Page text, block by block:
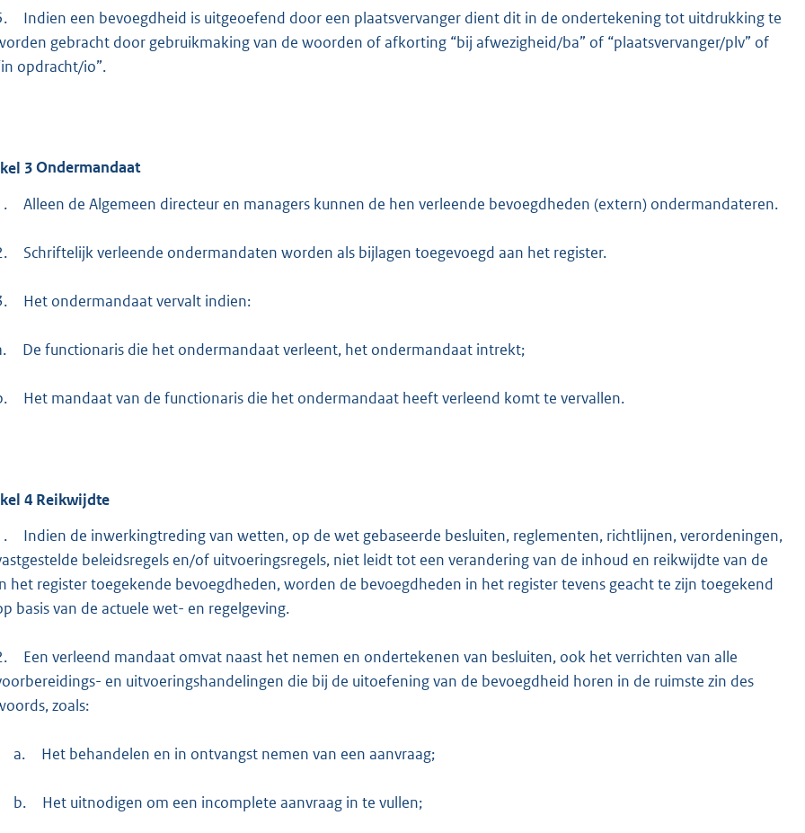
Indien een bevoegdheid is uitgeoefend door een plaatsvervanger dient dit in de ondertekening tot uitdrukking te
gebracht door gebruikmaking van de woorden of afkorting “bij afwezigheid/ba” of “plaatsvervanger/plv” of
opdracht/io”.
3Ondermandaat
Alleen de Algemeen directeur en managers kunnen de hen verleende bevoegdheden (extern) ondermandateren.
Schriftelijk verleende ondermandaten worden als bijlagen toegevoegd aan het register.
Het ondermandaat vervalt indien:
De functionaris die het ondermandaat verleent, het ondermandaat intrekt;
Het mandaat van de functionaris die het ondermandaat heeft verleend komt te vervallen.
4 Reikwijdte
Indien de inwerkingtreding van wetten, op de wet gebaseerde besluiten, reglementen, richtlijnen, verordeningen,
beleidsregels en/of uitvoeringsregels, niet leidt tot een verandering van de inhoud en reikwijdte van de
het register toegekende bevoegdheden, worden de bevoegdheden in het register tevens geacht te zijn toegekend
basis van de actuele wet- en regelgeving.
Een verleend mandaat omvat naast het nemen en ondertekenen van besluiten, ook het verrichten van alle
en uitvoeringshandelingen die bij de uitoefening van de bevoegdheid horen in de ruimste zin des
zoals:
a. Het behandelen en in ontvangst nemen van een aanvraag;
b. Het uitnodigen om een incomplete aanvraag in te vullen;